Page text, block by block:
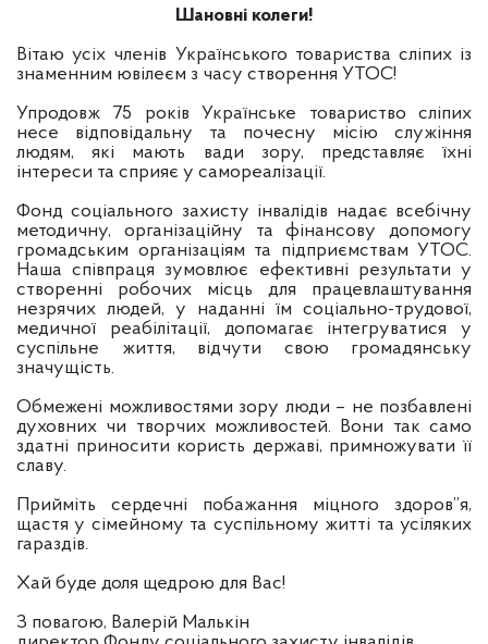
Шановні колеги!
Вітаю усіх членів Українського товариства сліпих із
знаменним ювілеєм з часу створення УТОС!
Упродовж 75 років Українське товариство сліпих
несе відповідальну та почесну місію служіння
людям, які мають вади зору, представляє їхні
інтереси та сприяє у самореалізації.
Фонд соціального захисту інвалідів надає всебічну
методичну, організаційну та фінансову допомогу
громадським організаціям та підприємствам УТОС.
Наша співпраця зумовлює ефективні результати у
створенні робочих місць для працевлаштування
незрячих людей, у наданні їм соціально-трудової,
медичної реабілітації, допомагає інтегруватися у
суспільне життя, відчути свою громадянську
значущість.
Обмежені можливостями зору люди – не позбавлені
духовних чи творчих можливостей. Вони так само
здатні приносити користь державі, примножувати її
славу.
Прийміть сердечні побажання міцного здоров”я,
щастя у сімейному та суспільному житті та усіляких
гараздів.
Хай буде доля щедрою для Вас!
З повагою, Валерій Малькін